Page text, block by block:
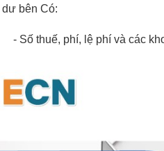
dư bên Có:
- Số thuế, phí, lệ phí và các